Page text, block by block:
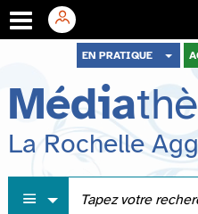
menu
contenu
recherche
EN PRATIQUE
Média
La Rochelle